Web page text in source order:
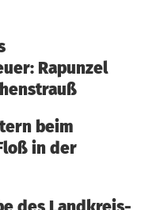
Rapunzel
beim
in der